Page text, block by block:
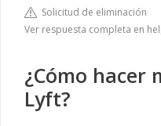
Solicitud de eliminación
Ver respuesta completa en
¿Cómo hacer
Lyft?